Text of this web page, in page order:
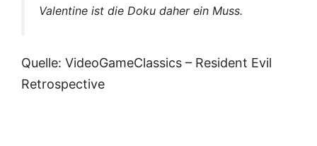
Valentine ist die Doku daher ein Muss.
Quelle: VideoGameClassics – Resident Evil
Retrospective